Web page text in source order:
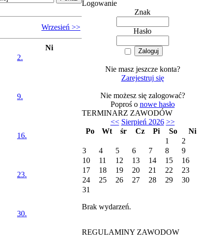
Wrzesień >>
Ni
2.
9.
16.
23.
30.
Logowanie
Znak
Hasło
Nie masz jeszcze konta?
Zarejestruj się
Nie możesz się zalogować?
Poproś o nowe hasło
TERMINARZ ZAWODÓW
<< Sierpień 2026 >>
Po
Wt śr Cz Pi So
Ni
1
2
3
4 5 6 7 8
9
10
11 12 13 14 15
16
17
18 19 20 21 22
23
24
25 26 27 28 29
30
31
Brak wydarzeń.
REGULAMINY ZAWODOW